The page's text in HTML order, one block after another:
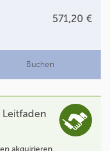
571,20 €
Buchen
akquirieren